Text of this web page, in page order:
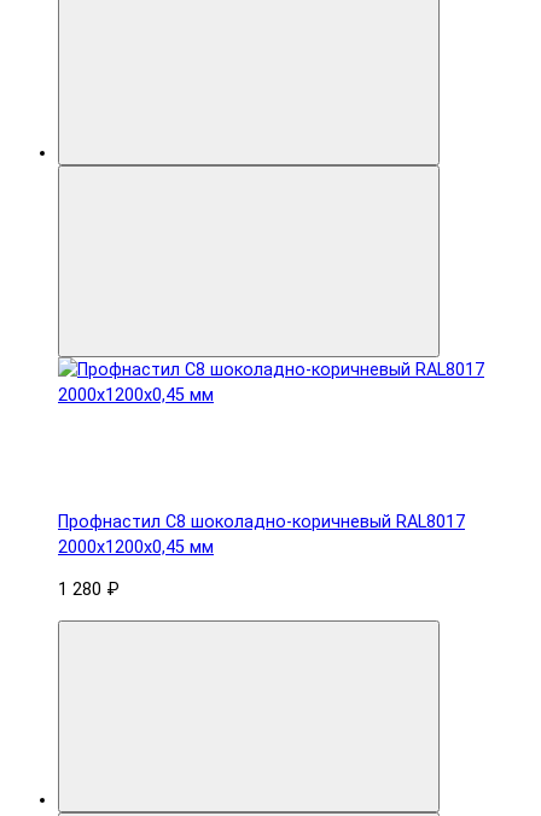
Профнастил С8 шоколадно-коричневый RAL8017
2000х1200х0,45 мм
1 280 ₽